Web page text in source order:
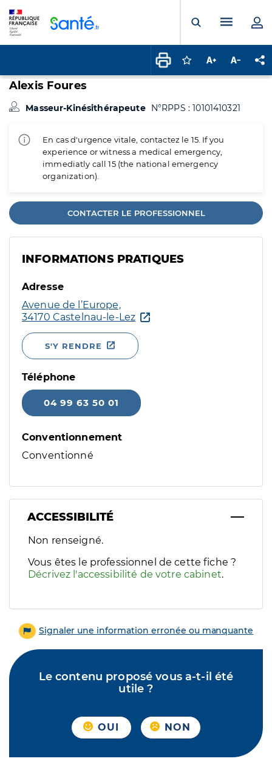
Ouvrir laMenu
Connectez-vous
Augmenter la
Alexis Foures
Masseur-Kinésithérapeute N°RPPS : 10101410321
En cas d'urgence vitale, contactez le 15. If you
experience or witness a medical emergency,
immediatly call 15 (the national emergency
organization).
CONTACTER LE PROFESSIONNEL
INFORMATIONS PRATIQUES
Adresse
Avenue de l’Europe,
34170 Castelnau-le-Lez
S'Y RENDRE
Téléphone
04 99 63 50 01
Conventionnement
Conventionné
ACCESSIBILITÉ
Filtres
Sélectionnez un ou plusieurs handicaps/besoins
Non renseigné.
Vous êtes le professionnel de cette fiche ?
Décrivez l'accessibilité de votre cabinet.
Signaler une information erronée ou manquante
Le contenu proposé vous a-t-il été
utile ?
OUI NON